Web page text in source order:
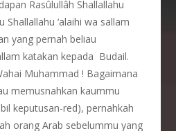
Rasûlullâh Shallallahu
Shallallahu ‘alaihi wa sallam
yang pernah beliau
katakan kepada Budail.
Muhammad ! Bagaimana
memusnahkan kaummu
keputusan-red), pernahkah
orang Arab sebelummu yang